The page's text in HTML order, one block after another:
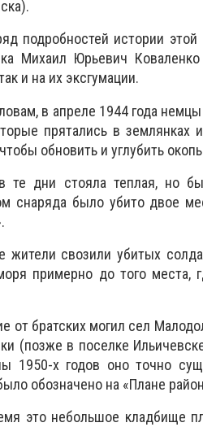
подробностей истории
Михаил Юрьевич
и на их эксгумации.
в апреле 1944 года
прятались в землянках
обновить и углубить
те дни стояла теплая, но
снаряда было убито двое
жители свозили убитых
примерно до того места,
от братских могил сел
(позже в поселке
1950-х годов оно точно
обозначено на «Плане
это небольшое кладбище